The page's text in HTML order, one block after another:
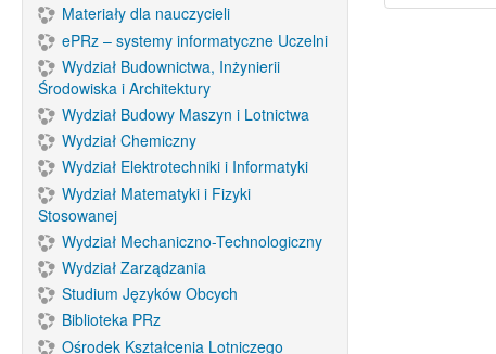
Materiały dla nauczycieli
ePRz – systemy informatyczne Uczelni
Wydział Budownictwa, Inżynierii
Środowiska i Architektury
Wydział Budowy Maszyn i Lotnictwa
Wydział Chemiczny
Wydział Elektrotechniki i Informatyki
Wydział Matematyki i Fizyki
Stosowanej
Wydział Mechaniczno-Technologiczny
Wydział Zarządzania
Studium Języków Obcych
Biblioteka PRz
Ośrodek Kształcenia Lotniczego